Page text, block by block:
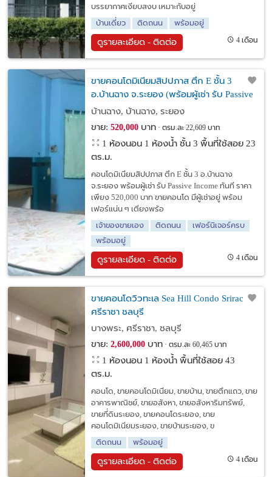
บรรยากาศเงียบสงบ เหมาะกับอยู่
บ้านเดี่ยว
ติดถนน พร้อมอยู่
ดูรายละเอียด - ติดต่อ 4 เดือน
ขายคอนโดมิเนียมสิปปภาส ตึก E ชั้น 3
อ.บ้านฉาง จ.ระยอง (พร้อมผู้เช่า รับ Passive
Income ทันที)
บ้านฉาง, บ้านฉาง, ระยอง
ขาย: 520,000บาท ตรม.ละ 22,609 บาท
1 ห้องนอน 1 ห้องน้ำ ชั้น 3 พื้นที่ใช้สอย 23
ตร.ม.
คอนโดมิเนียมสิปปภาส ตึก E ชั้น 3 อ.บ้านฉาง
จ.ระยอง พร้อมผู้เช่า รับ Passive Income ทันที ราคา
เพียง 520,000 บาท ขายคอนโด มีผู้เช่าอยู่ พร้อม
เฟอร์แน่น ๆ เตียงพร้อ
เจ้าของขายเอง
ติดถนน
เฟอร์นิเจอร์ครบ
พร้อมอยู่
ดูรายละเอียด - ติดต่อ 4 เดือน
ขายคอนโดวิวทะเล Sea Hill Condo Sriracha
ศรีราชา ชลบุรี
บางพระ, ศรีราชา, ชลบุรี
ขาย: 2,600,000บาท ตรม.ละ 60,465 บาท
1 ห้องนอน 1 ห้องน้ำ พื้นที่ใช้สอย 43
ตร.ม.
คอนโด, ขายคอนโดมิเนียม, ขายบ้าน, ขายตึกแถว, ขาย
อาคารพาณิชย์, ขายอสังหา, ขายอสังหาริมทรัพย์,
ขายที่ดินระยอง, ขายคอนโดระยอง, ขาย
คอนโดมิเนียมระยอง, ขายบ้านระยอง, ข
ติดถนน
พร้อมอยู่
ดูรายละเอียด - ติดต่อ 4 เดือน